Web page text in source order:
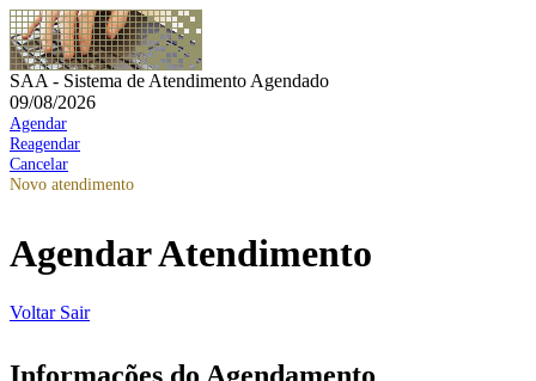
SAA - Sistema de Atendimento Agendado
09/08/2026
Agendar
Reagendar
Cancelar
Novo atendimento
Agendar Atendimento
Voltar Sair
Informações do Agendamento